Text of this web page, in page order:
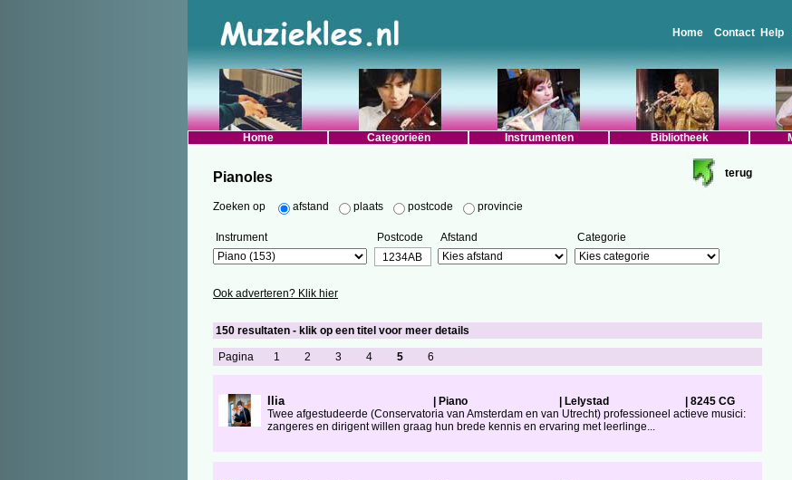
Home Contact Help
Home Categorieën Instrumenten Bibliotheek
Pianoles terug
Zoeken op afstand plaats postcode provincie
Instrument Postcode Afstand Categorie
Ook adverteren? Klik hier
150 resultaten - klik op een titel voor meer details
Pagina 1 2 3 4 5 6
Ilia Piano Lelystad
8245 CG
Twee afgestudeerde (Conservatoria van Amsterdam en van Utrecht) professioneel actieve musici:
zangeres en dirigent willen graag hun brede kennis en ervaring met leerlinge...